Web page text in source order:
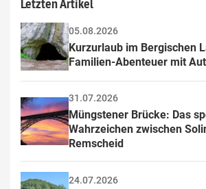
Letzten Artikel
05.08.2026
Kurzurlaub im Bergischen
Familien-Abenteuer mit
31.07.2026
Müngstener Brücke: Das
Wahrzeichen zwischen
Remscheid
24.07.2026